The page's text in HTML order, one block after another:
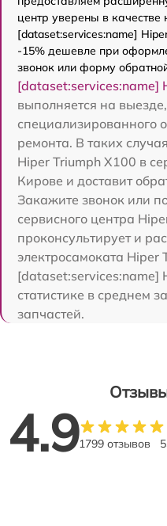
центр уверены в качестве
[dataset:services:name]
-15% дешевле при
звонок или форму
[dataset:services:name]
выполняется на
специализированного
ремонта. В таких
Hiper Triumph X100 в
Кирове и доставит
Закажите звонок или
сервисного центра
проконсультирует и
электросамоката Hiper
[dataset:services:name]
статистике в среднем
запчастей.
4.91799 отзывов